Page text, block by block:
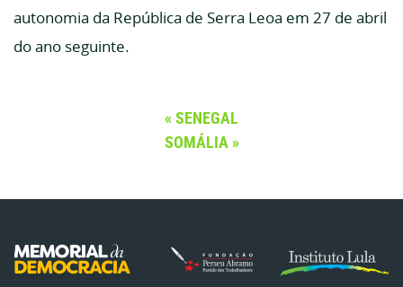
autonomia da República de Serra Leoa em 27 de abril
do ano seguinte.
SENEGAL
SOMÁLIA